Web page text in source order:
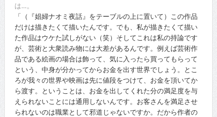
は…。
「（『娼婦ナオミ夜話』をテーブルの上に置いて）この作品
だけは描きたくて描いたんです。でも、私が描きたくて描い
た作品はウケた試しがない（笑）そしてこれは私の持論です
が、芸術と大衆読み物には大差があるんです。例えば芸術作
品である絵画の場合は飾って、気に入ったら買ってもらって
という、中身が分かってからお金を出す世界でしょう。とこ
ろが我々の世界や映画は先に値段をつけて、お金を頂いてか
ら渡す。ということは、お金を出してくれた分の満足度を与
えられないことには通用しないんです。お客さんを満足させ
られないのは職業として邪道じゃないですか。だから作者の